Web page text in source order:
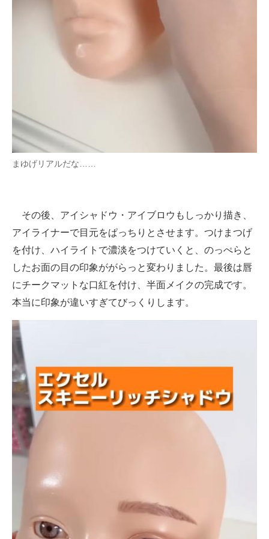
まゆげリアルだな……
その後、アイシャドウ・アイブロウもしっかり描き、
アイライナーで目元をぱっちりとさせます。つけまつげ
を付け、ハイライトで濃淡をつけていくと、のっぺらと
したお面の目の印象ががらっと変わりました。最後は唇
にチークマットな口紅を付け、半面メイクの完成です。
本当に印象が違いすぎてびっくりします。